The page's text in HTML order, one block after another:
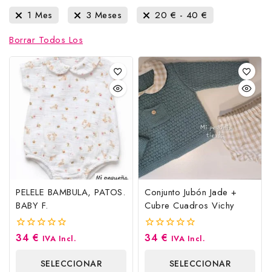
1 Mes 3 Meses 20 € - 40 €
Borrar Todos Los
PELELE BAMBULA, PATOS.
BABY F.
0
34 € IVA Incl.
SELECCIONAR
Conjunto Jubón Jade +
Cubre Cuadros Vichy
0
34 € IVA Incl.
SELECCIONAR